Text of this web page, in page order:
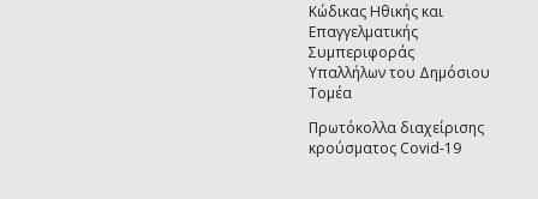
Κώδικας Ηθικής και
Επαγγελματικής
Συμπεριφοράς
Υπαλλήλων του Δημόσιου
Τομέα
Πρωτόκολλα διαχείρισης
κρούσματος Covid-19